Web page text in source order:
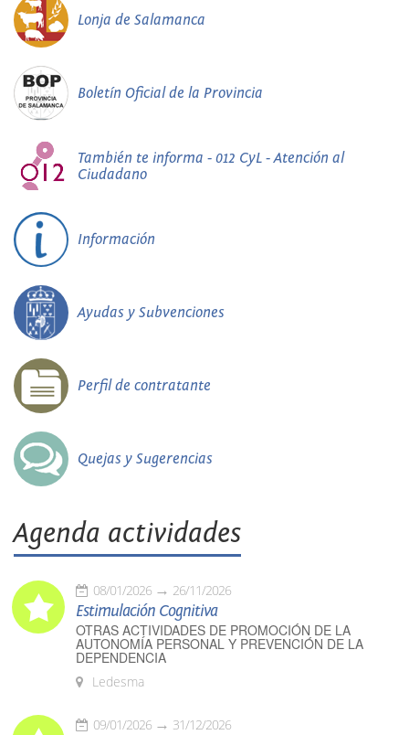
Lonja de Salamanca
Boletín Oficial de la Provincia
También te informa - 012 CyL - Atención al
Ciudadano
Información
Ayudas y Subvenciones
Perfil de contratante
Quejas y Sugerencias
Agenda actividades
08/01/2026 26/11/2026
Estimulación Cognitiva
OTRAS ACTIVIDADES DE PROMOCIÓN DE LA
AUTONOMÍA PERSONAL Y PREVENCIÓN DE LA
DEPENDENCIA
Ledesma
09/01/2026 31/12/2026